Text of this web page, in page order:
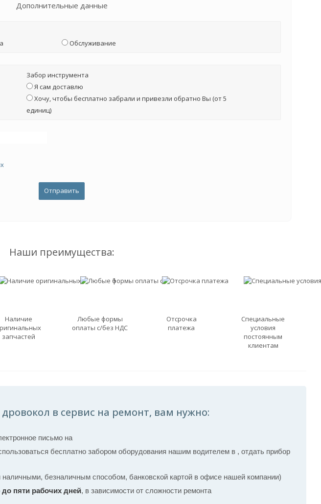
Дополнительные данные
Обслуживание
Забор инструмента
Я сам доставлю
Хочу, чтобы бесплатно забрали и привезли обратно Вы (от 5
единиц)
Наши преимущества:
Наличие
запчастей
Любые формы
оплаты с/без НДС
Отсрочка
платежа
Специальные
условия
постоянным
клиентам
в сервис на ремонт, вам нужно:
письмо на
бесплатно забором оборудования нашим водителем в , отдать прибор
наличными, безналичным способом, банковской картой в офисе нашей компании)
до пяти рабочих дней, в зависимости от сложности ремонта